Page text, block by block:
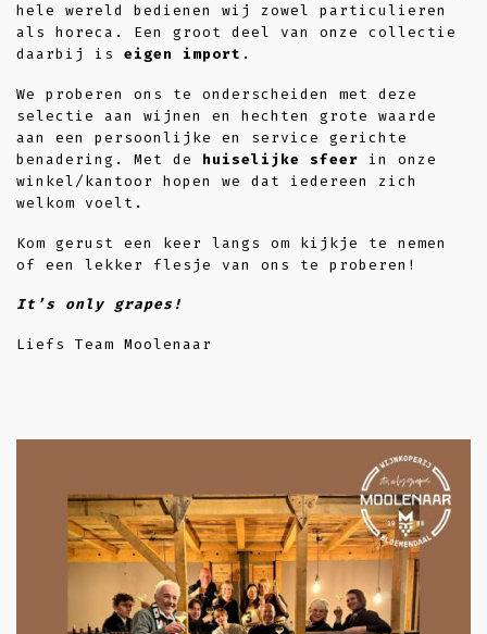
hele wereld bedienen wij zowel particulieren
als horeca. Een groot deel van onze collectie
daarbij is
eigen import .
We proberen ons te onderscheiden met deze
selectie aan wijnen en hechten grote waarde
aan een persoonlijke en service gerichte
benadering. Met de huiselijke sfeer in onze
winkel/kantoor hopen we dat iedereen zich
welkom voelt.
Kom gerust een keer langs om kijkje te nemen
of een lekker flesje van ons te proberen!
It’s only grapes!
Liefs Team Moolenaar